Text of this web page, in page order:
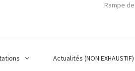
Rampe
Actualités (NON EXHAUSTIF)